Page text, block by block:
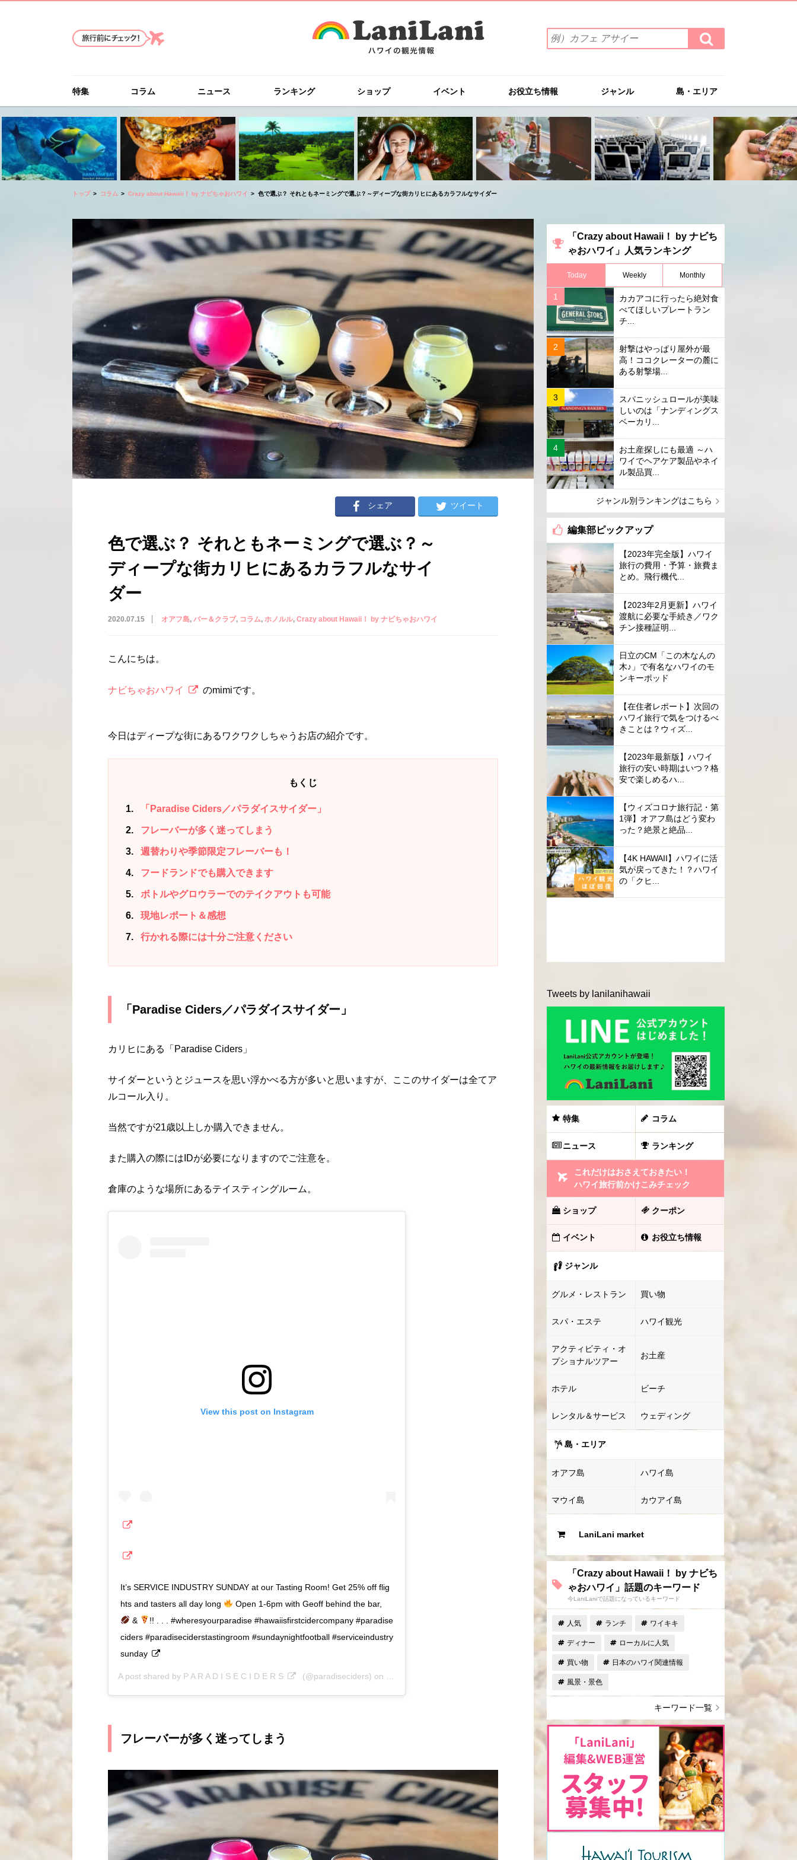
索
ワ
を
入
力
(例）
カ
フ
ェ
イ
ー
検
索
す
特集 コラム ニュース ランキング ショップ イベント お役立ち情報 ジャンル 島・エリア
トップ コラム Crazy about Hawaii！ by ナビちゃおハワイ 色で選ぶ？ それともネーミングで選ぶ？～ディープな街カリヒにあるカラフルなサイダー
シェア ツイート
色で選ぶ？ それともネーミングで選ぶ？～
ディープな街カリヒにあるカラフルなサイ
ダー
2020.07.15 オアフ島 バー＆クラブ コラム ホノルル Crazy about Hawaii！ by ナビちゃおハワイ
こんにちは。
ナビちゃおハワイ のmimiです。
今日はディープな街にあるワクワクしちゃうお店の紹介です。
もくじ
1 「Paradise Ciders／パラダイスサイダー」
2 フレーバーが多く迷ってしまう
3 週替わりや季節限定フレーバーも！
4 フードランドでも購入できます
5 ボトルやグロウラーでのテイクアウトも可能
6 現地レポート＆感想
7 行かれる際には十分ご注意ください
「Paradise Ciders／パラダイスサイダー」
カリヒにある「Paradise Ciders」
サイダーというとジュースを思い浮かべる方が多いと思いますが、ここのサイダーは全てア
ルコール入り。
当然ですが21歳以上しか購入できません。
また購入の際にはIDが必要になりますのでご注意を。
倉庫のような場所にあるテイスティングルーム。
View this post on Instagram
It’s SERVICE INDUSTRY SUNDAY at our Tasting Room! Get 25% off flig
hts and tasters all day long
Open 1-6pm with Geoff behind the bar,
&
!! . . . #wheresyourparadise #hawaiisfirstcidercompany #paradise
ciders #paradiseciderstastingroom #sundaynightfootball #serviceindustry
sunday
A post shared by P A R A D I S E C I D E R S (@paradiseciders) on
フレーバーが多く迷ってしまう
「Crazy about Hawaii！ by ナビち
ゃおハワイ」人気ランキング
Today Weekly Monthly
カカアコに行ったら絶対食
べてほしいプレートラン
チ...
射撃はやっぱり屋外が最
高！ココクレーターの麓に
ある射撃場...
スパニッシュロールが美味
しいのは「ナンディングス
ベーカリ...
お土産探しにも最適 ～ハ
ワイでヘアケア製品やネイ
ル製品買...
ジャンル別ランキングはこちら
編集部ピックアップ
【2023年完全版】ハワイ
旅行の費用・予算・旅費ま
とめ。飛行機代...
【2023年2月更新】ハワイ
渡航に必要な手続き／ワク
チン接種証明...
日立のCM「この木なんの
木♪」で有名なハワイのモ
ンキーポッド
【在住者レポート】次回の
ハワイ旅行で気をつけるべ
きことは？ウィズ...
【2023年最新版】ハワイ
旅行の安い時期はいつ？格
安で楽しめるハ...
【ウィズコロナ旅行記・第
1弾】オアフ島はどう変わ
った？絶景と絶品...
【4K HAWAII】ハワイに活
気が戻ってきた！？ハワイ
の「クヒ...
Tweets by lanilanihawaii
特集 コラム
ニュース ランキング
これだけはおさえておきたい！
ハワイ旅行前かけこみチェック
ショップ クーポン
イベント お役立ち情報
ジャンル
グルメ・レストラン 買い物
スパ・エステ ハワイ観光
アクティビティ・オ
プショナルツアー
お土産
ホテル ビーチ
レンタル＆サービス ウェディング
島・エリア
オアフ島 ハワイ島
マウイ島 カウアイ島
LaniLani market
「Crazy about Hawaii！ by ナビち
ゃおハワイ」話題のキーワード
今LaniLaniで話題になっているキーワード
人気 ランチ ワイキキ
ディナー ローカルに人気
買い物 日本のハワイ関連情報
風景・景色
キーワード一覧